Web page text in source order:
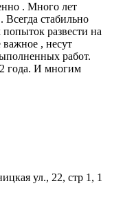
. Много лет
Всегда стабильно
развести на
, несут
работ.
года. И многим
ул., 22, стр 1, 1